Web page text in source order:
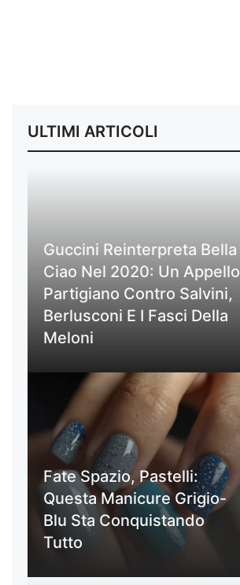
ULTIMI ARTICOLI
Guccini Reinterpreta Bella
Ciao Nel 2020: Un Appello
Partigiano Contro Salvini,
Berlusconi E I Fasci Della
Meloni
Fate Spazio, Pastelli:
Questa Manicure Grigio-
Blu Sta Conquistando
Tutto